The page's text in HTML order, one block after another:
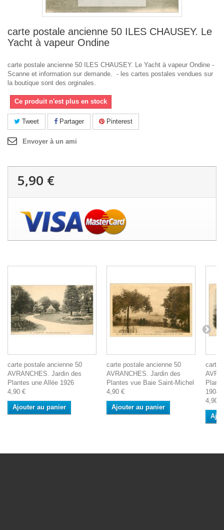
carte postale ancienne 50 ILES CHAUSEY. Le
Yacht à vapeur Ondine
carte postale ancienne 50 ILES CHAUSEY. Le Yacht à vapeur Ondine -
Scanne et information sur demande. - les cartes postales vendues sur
la boutique sont des orginales.
Ce produit n'est plus en stock
Tweet Partager Pinterest
Envoyer à un ami
5,90 €
carte postale ancienne 50
AVRANCHES. Jardin des
Plantes une Allée 1926
4,90 €
Ajouter au panier
carte postale ancienne 50
AVRANCHES. Jardin des
Plantes vue Baie Saint-Michel
4,90 €
Ajouter au panier
carte
1904
4,90 €